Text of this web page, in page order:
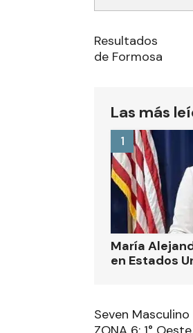
Resultados
de Formosa
Las más
María
en Estados
1
Seven